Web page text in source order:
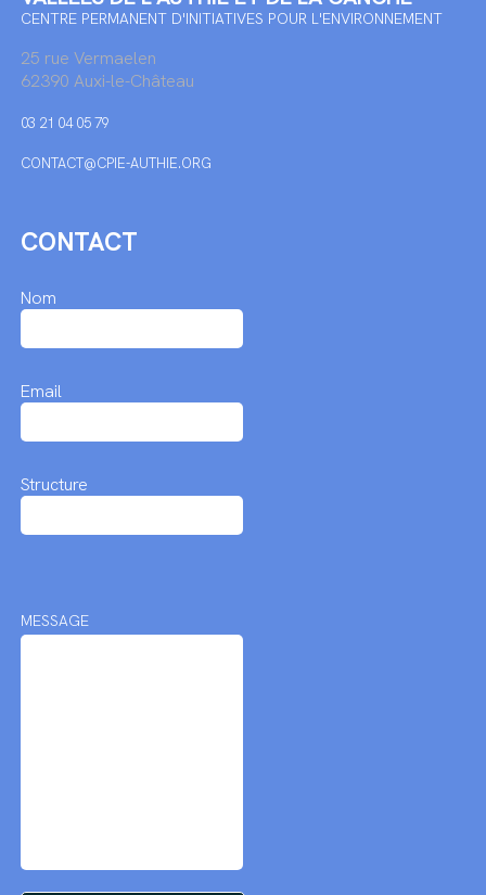
CENTRE PERMANENT D'INITIATIVES POUR L'ENVIRONNEMENT
25 rue Vermaelen
62390 Auxi-le-Château
03 21 04 05 79
CONTACT@CPIE-AUTHIE.ORG
CONTACT
Nom
Email
Structure
MESSAGE